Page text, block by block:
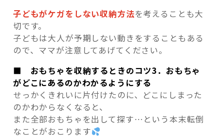
子どもがケガをしない収納方法を考えることも大
切です。
子どもは大人が予期しない動きをすることもある
ので、ママが注意してあげてください。
■ おもちゃを収納するときのコツ3．おもちゃ
がどこにあるのかわかるようにする
せっかくきれいに片付けたのに、どこにしまった
のかわからなくなると、
また全部おもちゃを出して探す…という本末転倒
なことがおこります